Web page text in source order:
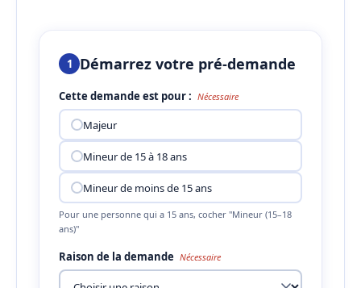
1 Démarrez votre pré-demande
Cette demande est pour : Nécessaire
Majeur
Mineur de 15 à 18 ans
Mineur de moins de 15 ans
Pour une personne qui a 15 ans, cocher "Mineur (15–18
ans)"
Raison de la demande Nécessaire